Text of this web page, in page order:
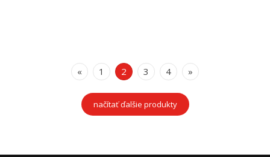
« 1 2 3 4 »
načítať ďalšie produkty